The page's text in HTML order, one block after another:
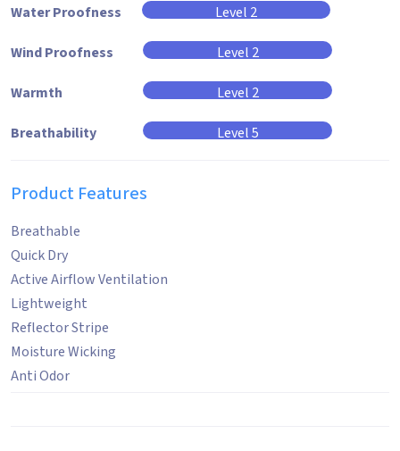
Water Proofness Level 2
Wind Proofness Level 2
Warmth Level 2
Breathability Level 5
Product Features
Breathable
Quick Dry
Active Airflow Ventilation
Lightweight
Reflector Stripe
Moisture Wicking
Anti Odor